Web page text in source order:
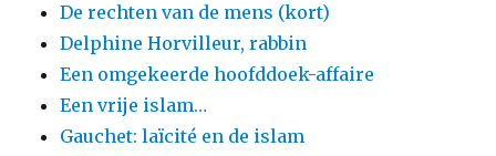
De rechten van de mens (kort)
Delphine Horvilleur, rabbin
Een omgekeerde hoofddoek-affaire
Een vrije islam…
Gauchet: laïcité en de islam